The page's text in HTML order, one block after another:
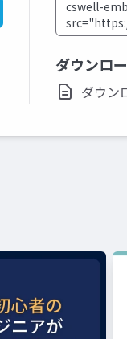
ダウンロ
ダウン